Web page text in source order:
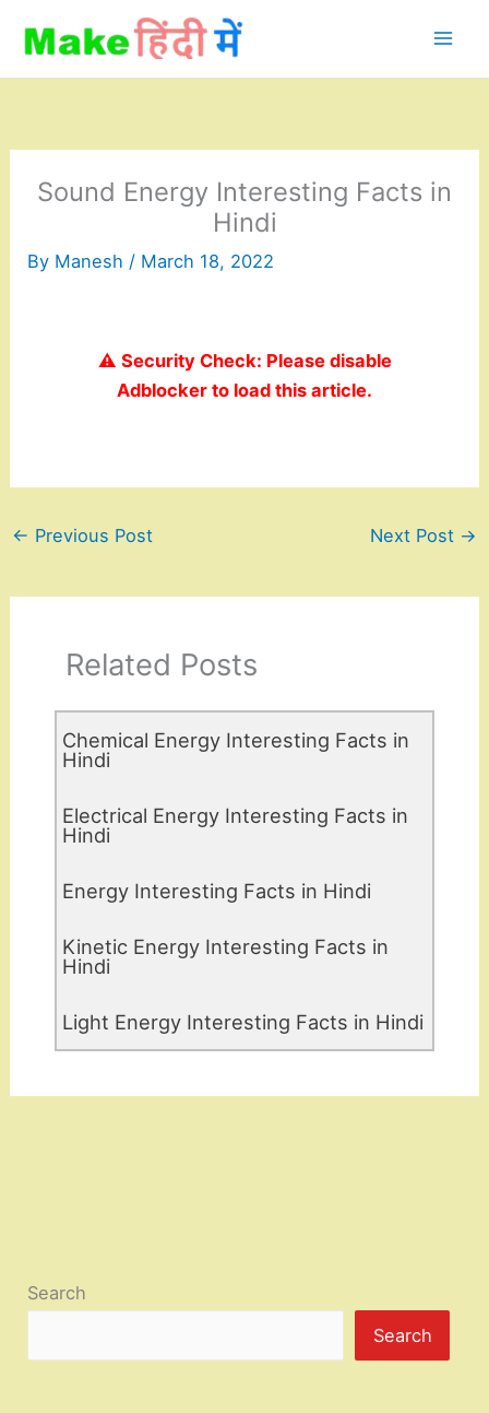
content
Sound Energy Interesting Facts in
Hindi
By Manesh / March 18, 2022
⚠️ Security Check: Please disable
Adblocker to load this article.
← Previous Post Next Post →
Related Posts
Chemical Energy Interesting Facts in
Hindi
Electrical Energy Interesting Facts in
Hindi
Energy Interesting Facts in Hindi
Kinetic Energy Interesting Facts in
Hindi
Light Energy Interesting Facts in Hindi
Search
Search